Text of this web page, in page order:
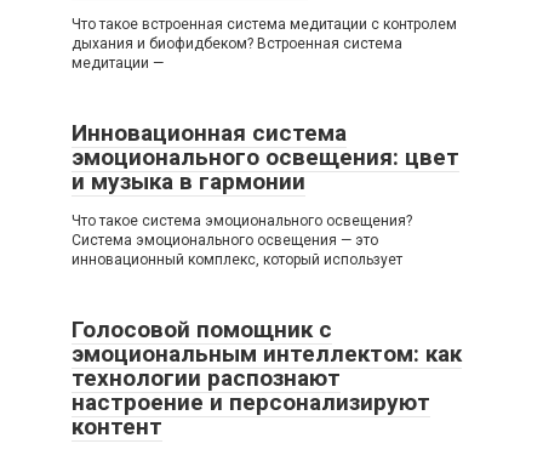
Что такое встроенная система медитации с контролем
дыхания и биофидбеком? Встроенная система
медитации —
Инновационная система
эмоционального освещения: цвет
и музыка в гармонии
Что такое система эмоционального освещения?
Система эмоционального освещения — это
инновационный комплекс, который использует
Голосовой помощник с
эмоциональным интеллектом: как
технологии распознают
настроение и персонализируют
контент